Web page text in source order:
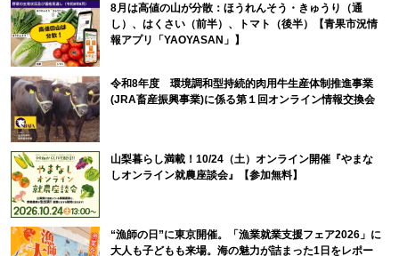
8月は高値の山が分散：ほうれんそう・きゅうり（通
し）、はくさい（前半）、トマト（後半）【青果市況情
報アプリ「YAOYASAN」】
令和8年度 環境調和型持続的肉用牛生産体制推進事業
(JRA畜産振興事業)に係る第１回オンライン情報交換会
山梨暮らし満載！10/24（土）オンライン開催『やまな
しオンライン就農座談会』【参加無料】
“漁師の日”に東京開催。「漁業就業支援フェア2026」に
大人も子どもも来場。海の魅力が詰まった1日をレポー